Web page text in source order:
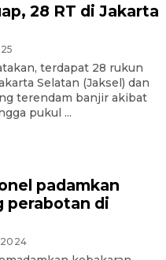
28 RT di Jakarta
terdapat 28 rukun
Selatan (Jaksel) dan
terendam banjir akibat
pukul ...
padamkan
perabotan di
logistik pemilu
mobil jenazah
15:30 WIB, 2024